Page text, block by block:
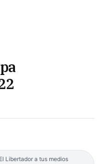
Libertador a tus medios